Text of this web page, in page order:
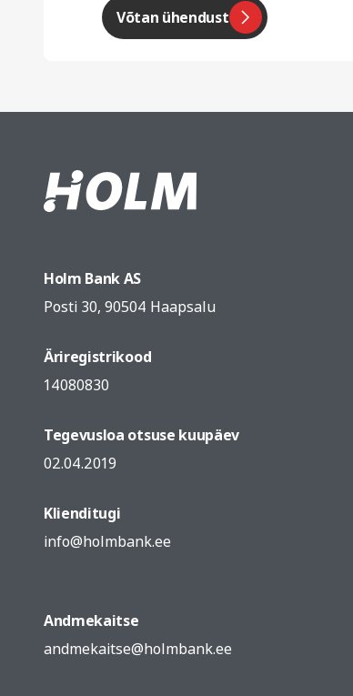
Võtan ühendust
Holm Bank AS
Posti 30, 90504 Haapsalu
Äriregistrikood
14080830
Tegevusloa otsuse kuupäev
02.04.2019
Klienditugi
info@holmbank.ee
Andmekaitse
andmekaitse@holmbank.ee